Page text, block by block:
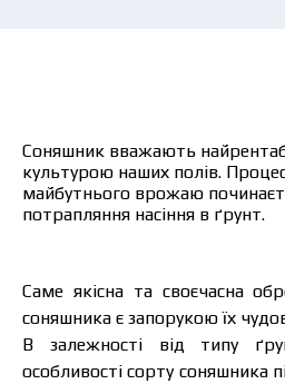
Соняшник вважають
культурою наших полів.
майбутнього врожаю
потрапляння насіння в ґрунт.
Саме якісна та своєчасна
соняшника є запорукою їх
В залежності від типу
особливості сорту соняшника